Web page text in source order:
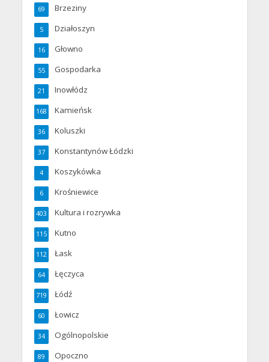
Brzeziny
69
Działoszyn
5
Głowno
16
Gospodarka
55
Inowłódz
21
Kamieńsk
168
Koluszki
36
Konstantynów Łódzki
37
Koszykówka
4
Krośniewice
6
Kultura i rozrywka
403
Kutno
115
Łask
112
Łęczyca
64
Łódź
719
Łowicz
60
Ogólnopolskie
34
Opoczno
89